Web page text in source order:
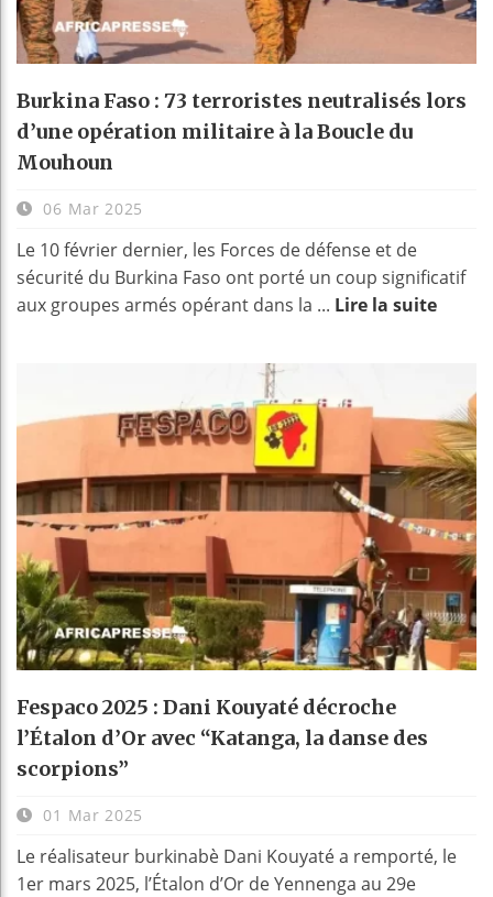
Burkina Faso : 73 terroristes neutralisés lors
d’une opération militaire à la Boucle du
Mouhoun
06 Mar 2025
Le 10 février dernier, les Forces de défense et de
sécurité du Burkina Faso ont porté un coup significatif
aux groupes armés opérant dans la ... Lire la suite
Fespaco 2025 : Dani Kouyaté décroche
l’Étalon d’Or avec “Katanga, la danse des
scorpions”
01 Mar 2025
Le réalisateur burkinabè Dani Kouyaté a remporté, le
1er mars 2025, l’Étalon d’Or de Yennenga au 29e